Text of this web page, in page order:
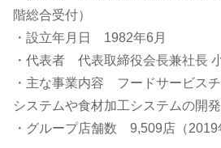
階総合受付）
・設立年月日 1982年6月
・代表者 代表取締役会長兼社長
・主な事業内容 フードサービス
システムや食材加工システムの開発
・グループ店舗数 9,509店（2019